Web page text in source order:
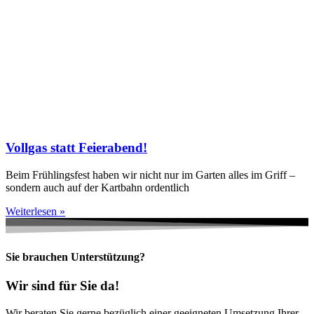
Vollgas statt Feierabend!
Beim Frühlingsfest haben wir nicht nur im Garten alles im Griff –
sondern auch auf der Kartbahn ordentlich
Weiterlesen »
Sie brauchen Unterstützung?
Wir sind für Sie da!